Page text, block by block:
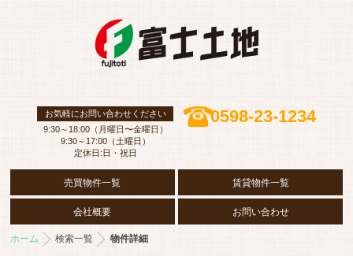
お気軽にお問い合わせください
9:30～18:00（月曜日〜金曜日）
9:30～17:00（土曜日）
定休日:日・祝日
0598-23-1234
売買物件一覧 賃貸物件一覧
会社概要 お問い合わせ
ホーム 検索一覧 物件詳細